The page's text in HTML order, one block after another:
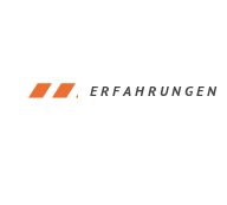
ERFAHRUNGEN